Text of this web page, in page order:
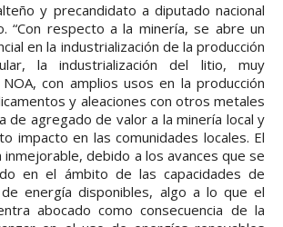
y precandidato a diputado nacional
“Con respecto a la minería, se abre un
en la industrialización de la producción
la industrialización del litio, muy
con amplios usos en la producción
y aleaciones con otros metales
de agregado de valor a la minería local y
impacto en las comunidades locales. El
debido a los avances que se
en el ámbito de las capacidades de
de energía disponibles, algo a lo que el
abocado como consecuencia de la